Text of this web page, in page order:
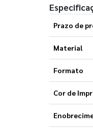
Prazo de
Material
Formato
Cor de